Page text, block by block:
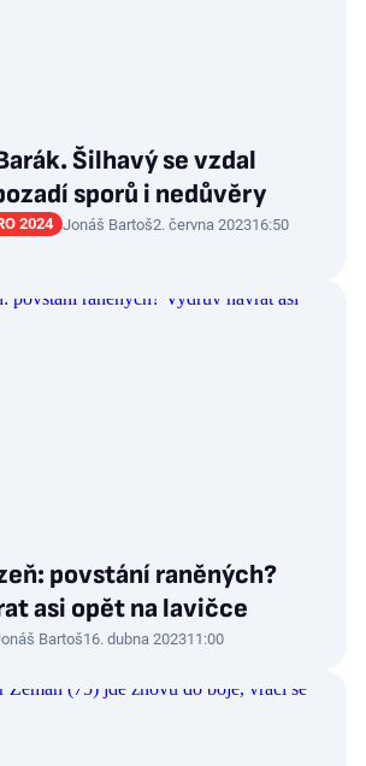
Šilhavý se vzdal
sporů i nedůvěry
2024 Jonáš Bartoš2. června 202316:50
povstání raněných?
asi opět na lavičce
Bartoš16. dubna 202311:00